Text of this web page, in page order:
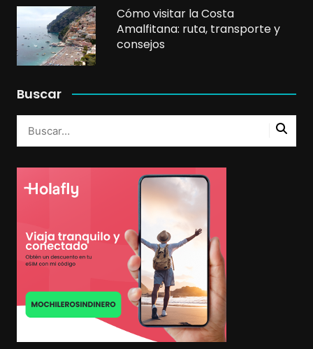
Cómo visitar la Costa
Amalfitana: ruta, transporte y
consejos
Buscar